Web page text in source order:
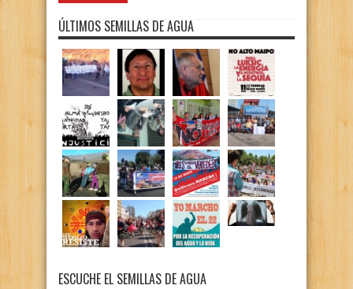
ÚLTIMOS SEMILLAS DE AGUA
ESCUCHE EL SEMILLAS DE AGUA